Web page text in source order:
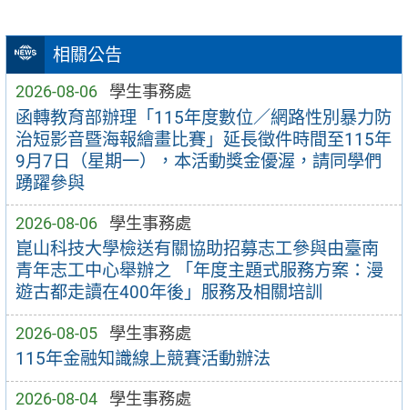
相關公告
2026-08-06 學生事務處
函轉教育部辦理「115年度數位／網路性別暴力防
治短影音暨海報繪畫比賽」延長徵件時間至115年
9月7日（星期一），本活動獎金優渥，請同學們
踴躍參與
2026-08-06 學生事務處
崑山科技大學檢送有關協助招募志工參與由臺南
青年志工中心舉辦之 「年度主題式服務方案：漫
遊古都走讀在400年後」服務及相關培訓
2026-08-05 學生事務處
115年金融知識線上競賽活動辦法
2026-08-04 學生事務處